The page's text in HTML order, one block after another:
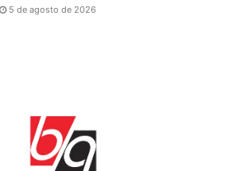
5 de agosto de 2026